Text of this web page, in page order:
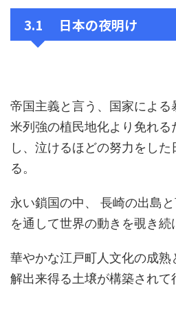
3.1 日本の夜明け
帝国主義と言う、国家による
米列強の植民地化より免れる
し、泣けるほどの努力をし
る。
永い鎖国の中、 長崎の出島
を通して世界の動きを覗き続
華やかな江戸町人文化の成
解出来得る土壌が構築されて